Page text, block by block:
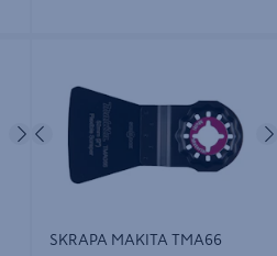
NästaFöregående
SKRAPA MAKITA TMA66